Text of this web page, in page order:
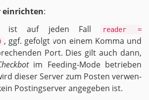
ein­rich­ten:
ist auf jeden Fall
reader =
, ggf. ge­folgt von einem Komma und
Port. Dies gilt auch dann,
im Fee­ding-Mo­de be­trie­ben
die­ser Ser­ver zum Pos­ten ver­wen­
Pos­ting­ser­ver an­ge­ge­ben ist.